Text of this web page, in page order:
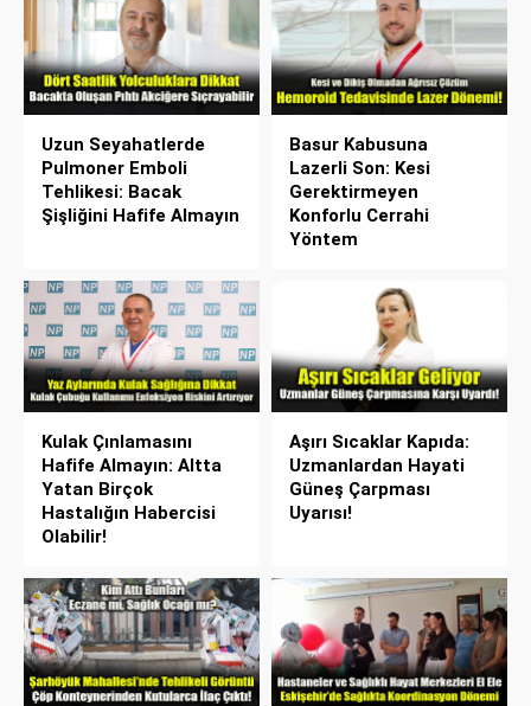
Uzun Seyahatlerde
Pulmoner Emboli
Tehlikesi: Bacak
Şişliğini Hafife Almayın
Basur Kabusuna
Lazerli Son: Kesi
Gerektirmeyen
Konforlu Cerrahi
Yöntem
Kulak Çınlamasını
Hafife Almayın: Altta
Yatan Birçok
Hastalığın Habercisi
Olabilir!
Aşırı Sıcaklar Kapıda:
Uzmanlardan Hayati
Güneş Çarpması
Uyarısı!